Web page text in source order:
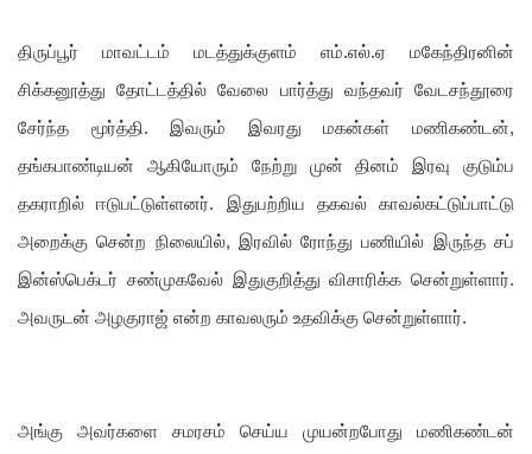
திருப்பூர் மாவட்டம் மடத்துக்குளம் எம்.எல்.ஏ மகேந்திரனின்
சிக்கனூத்து தோட்டத்தில் வேலை பார்த்து வந்தவர் வேடசந்தூரை
சேர்ந்த மூர்த்தி. இவரும் இவரது மகன்கள் மணிகண்டன்,
தங்கபாண்டியன் ஆகியோரும் நேற்று முன் தினம் இரவு குடும்ப
தகராறில் ஈடுபட்டுள்ளனர். இதுபற்றிய தகவல் காவல்கட்டுப்பாட்டு
அறைக்கு சென்ற நிலையில், இரவில் ரோந்து பணியில் இருந்த சப்
இன்ஸ்பெக்டர் சண்முகவேல் இதுகுறித்து விசாரிக்க சென்றுள்ளார்.
அவருடன் அழகுராஜ் என்ற காவலரும் உதவிக்கு சென்றுள்ளார்.
அங்கு அவர்களை சமரசம் செய்ய முயன்றபோது மணிகண்டன்